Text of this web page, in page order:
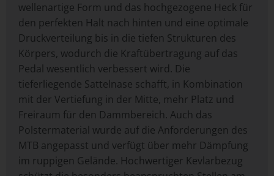
wellenartige Form und das hochgezogene Heck für
den perfekten Halt nach hinten und eine optimale
Druckverteilung bis in die tiefen Strukturen des
Körpers, wodurch die Kraftübertragung auf das
Pedal wesentlich verbessert wird. Die
tieferliegende Sattelnase schafft, in Kombination
mit der Vertiefung in der Mitte, mehr Platz und
Freiraum für den Dammbereich. Auch das
Polstermaterial wurde auf die Anforderungen des
MTB angepasst und verfügt über mehr Dämpfung
im ruppigen Gelände. Hochwertiger Kevlarbezug